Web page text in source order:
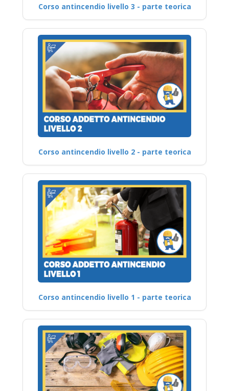
Corso antincendio livello 3 - parte teorica
Corso antincendio livello 2 - parte teorica
Corso antincendio livello 1 - parte teorica